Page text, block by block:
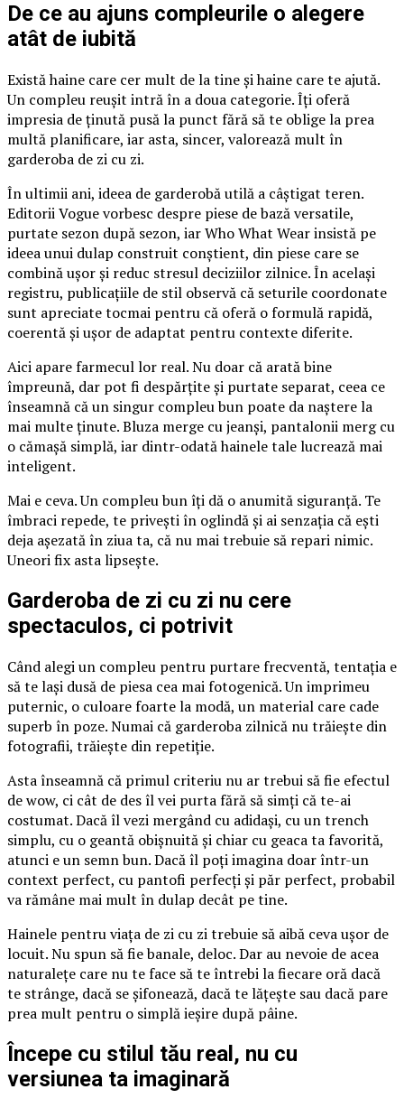
De ce au ajuns compleurile o alegere
atât de iubită
Există haine care cer mult de la tine și haine care te ajută.
Un compleu reușit intră în a doua categorie. Îți oferă
impresia de ținută pusă la punct fără să te oblige la prea
multă planificare, iar asta, sincer, valorează mult în
garderoba de zi cu zi.
În ultimii ani, ideea de garderobă utilă a câștigat teren.
Editorii Vogue vorbesc despre piese de bază versatile,
purtate sezon după sezon, iar Who What Wear insistă pe
ideea unui dulap construit conștient, din piese care se
combină ușor și reduc stresul deciziilor zilnice. În același
registru, publicațiile de stil observă că seturile coordonate
sunt apreciate tocmai pentru că oferă o formulă rapidă,
coerentă și ușor de adaptat pentru contexte diferite.
Aici apare farmecul lor real. Nu doar că arată bine
împreună, dar pot fi despărțite și purtate separat, ceea ce
înseamnă că un singur compleu bun poate da naștere la
mai multe ținute. Bluza merge cu jeanși, pantalonii merg cu
o cămașă simplă, iar dintr-odată hainele tale lucrează mai
inteligent.
Mai e ceva. Un compleu bun îți dă o anumită siguranță. Te
îmbraci repede, te privești în oglindă și ai senzația că ești
deja așezată în ziua ta, că nu mai trebuie să repari nimic.
Uneori fix asta lipsește.
Garderoba de zi cu zi nu cere
spectaculos, ci potrivit
Când alegi un compleu pentru purtare frecventă, tentația e
să te lași dusă de piesa cea mai fotogenică. Un imprimeu
puternic, o culoare foarte la modă, un material care cade
superb în poze. Numai că garderoba zilnică nu trăiește din
fotografii, trăiește din repetiție.
Asta înseamnă că primul criteriu nu ar trebui să fie efectul
de wow, ci cât de des îl vei purta fără să simți că te-ai
costumat. Dacă îl vezi mergând cu adidași, cu un trench
simplu, cu o geantă obișnuită și chiar cu geaca ta favorită,
atunci e un semn bun. Dacă îl poți imagina doar într-un
context perfect, cu pantofi perfecți și păr perfect, probabil
va rămâne mai mult în dulap decât pe tine.
Hainele pentru viața de zi cu zi trebuie să aibă ceva ușor de
locuit. Nu spun să fie banale, deloc. Dar au nevoie de acea
naturalețe care nu te face să te întrebi la fiecare oră dacă
te strânge, dacă se șifonează, dacă te lățește sau dacă pare
prea mult pentru o simplă ieșire după pâine.
Începe cu stilul tău real, nu cu
versiunea ta imaginară